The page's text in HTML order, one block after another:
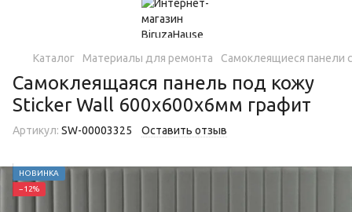
Каталог Материалы для ремонта Самоклеящиеся панели
Самоклеящаяся панель под кожу
Sticker Wall 600х600х6мм графит
Артикул: SW-00003325 Оставить отзыв
НОВИНКА
−12%